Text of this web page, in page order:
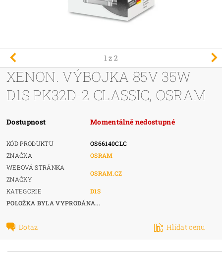
1 z 2
XENON. VÝBOJKA 85V 35W
D1S PK32D-2 CLASSIC, OSRAM
Dostupnost Momentálně nedostupné
KÓD PRODUKTU
OS66140CLC
ZNAČKA
OSRAM
WEBOVÁ STRÁNKA
ZNAČKY
OSRAM.CZ
KATEGORIE
D1S
POLOŽKA BYLA VYPRODÁNA...
Dotaz Hlídat cenu